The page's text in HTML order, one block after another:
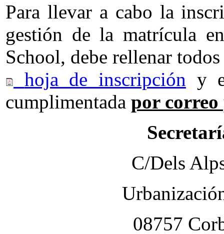
Para llevar a cabo la
gestión de la matrícula
School, debe rellenar
hoja de inscripción y
cumplimentada por correo
C/Dels
08757